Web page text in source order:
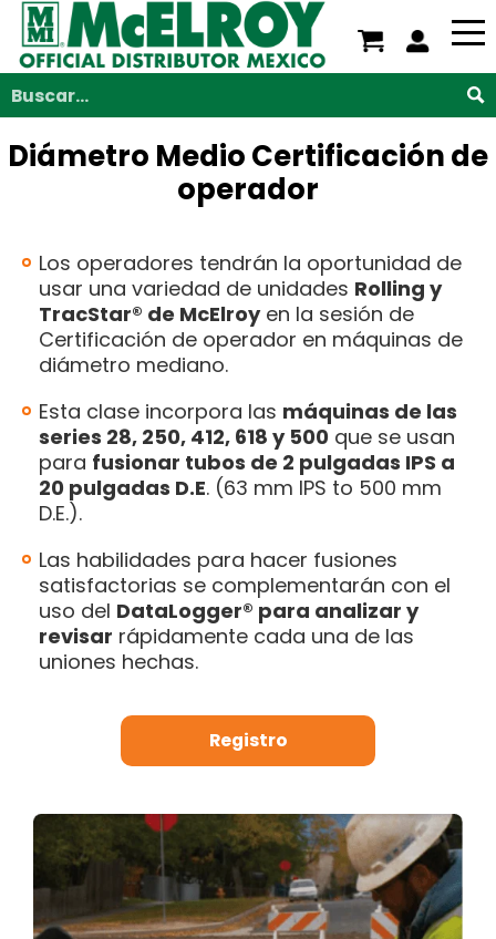
Saltar al contenido principal
Nosotros Servicios Productos Soporte
Buscar...
Diámetro Medio Certificación de
operador
Los operadores tendrán la oportunidad de
usar una variedad de unidades Rolling y
TracStar® de McElroyen la sesión de
Certificación de operador en máquinas de
diámetro mediano.
Esta clase incorpora las máquinas de las
series 28, 250, 412, 618 y 500 que se usan
para fusionar tubos de 2 pulgadas IPS a
20 pulgadas D.E. (63 mm IPS to 500 mm
D.E.).
Las habilidades para hacer fusiones
satisfactorias se complementarán con el
uso del DataLogger® para analizar y
revisar rápidamente cada una de las
uniones hechas.
Registro